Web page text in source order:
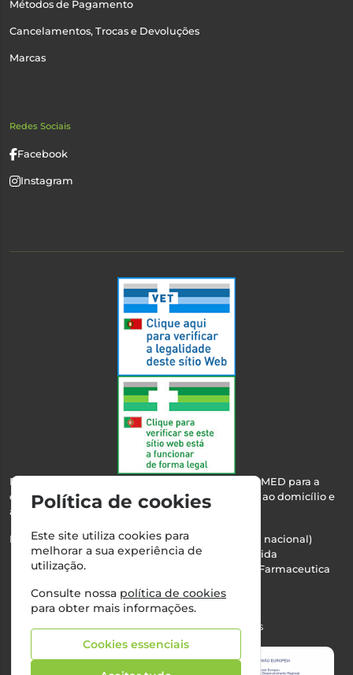
Métodos de Pagamento
Cancelamentos, Trocas e Devoluções
Marcas
Redes Sociais
Facebook
Instagram
Esta farmácia encontra-se autorizada pelo INFARMED para a
dispensa de medicamentos e produtos de saúde ao domicílio e
através da internet.
Nº Infarmed: 21 798 7100 (chamada para rede fixa nacional)
Direção Técnica:Maria Teresa Almeida
NIPC:510103669 | Teresa Almeida - Sociedade Farmaceutica
Alvará nº:2994
©2026 Todos os direitos reservados
Política de cookies
Este site utiliza cookies para
melhorar a sua experiência de
utilização.
Consulte nossa política de cookies
para obter mais informações.
Cookies essenciais